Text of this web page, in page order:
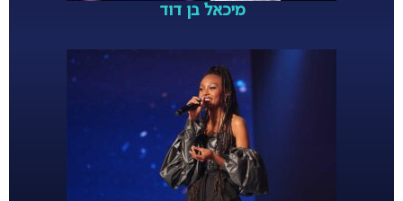
מיכאל בן דוד